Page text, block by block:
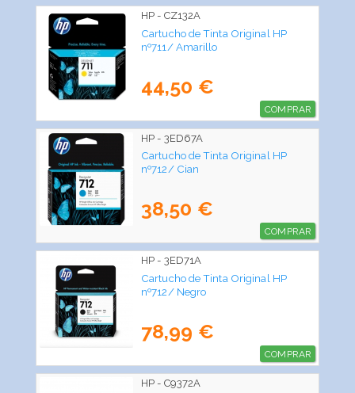
HP - CZ132A
Cartucho de Tinta Original HP
nº711/ Amarillo
44,50 €
COMPRAR
HP - 3ED67A
Cartucho de Tinta Original HP
nº712/ Cian
38,50 €
COMPRAR
HP - 3ED71A
Cartucho de Tinta Original HP
nº712/ Negro
78,99 €
COMPRAR
HP - C9372A